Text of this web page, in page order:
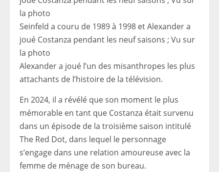
Seinfeld a couru de 1989 à 1998 et Alexander a
joué Costanza pendant les neuf saisons ; Vu sur
la photo
Alexander a joué l’un des misanthropes les plus
attachants de l’histoire de la télévision.
En 2024, il a révélé que son moment le plus
mémorable en tant que Costanza était survenu
dans un épisode de la troisième saison intitulé
The Red Dot, dans lequel le personnage
s’engage dans une relation amoureuse avec la
femme de ménage de son bureau.